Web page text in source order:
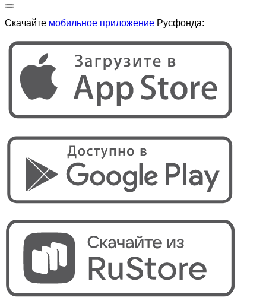
Скачайте мобильное приложение Русфонда: